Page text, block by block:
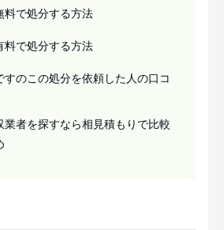
料で処分する方法
料で処分する方法
すのこの処分を依頼した人の口コ
業者を探すなら相見積もりで比較